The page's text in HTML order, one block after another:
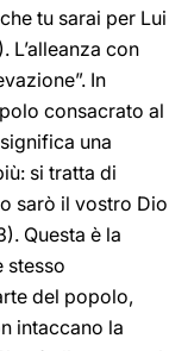
tu sarai per Lui
L’alleanza con
In
consacrato al
una
si tratta di
sarò il vostro Dio
Questa è la
stesso
del popolo,
intaccano la